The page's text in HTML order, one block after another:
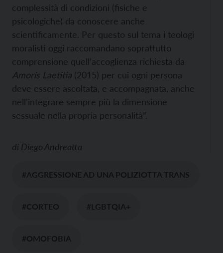
complessità di condizioni (fisiche e
psicologiche) da conoscere anche
scientificamente. Per questo sul tema i teologi
moralisti oggi raccomandano soprattutto
comprensione quell’accoglienza richiesta da
Amoris Laetitia (2015) per cui ogni persona
deve essere ascoltata, e accompagnata, anche
nell’integrare sempre più la dimensione
sessuale nella propria personalità”.
di Diego Andreatta
#AGGRESSIONE AD UNA POLIZIOTTA TRANS
#CORTEO #LGBTQIA+
#OMOFOBIA